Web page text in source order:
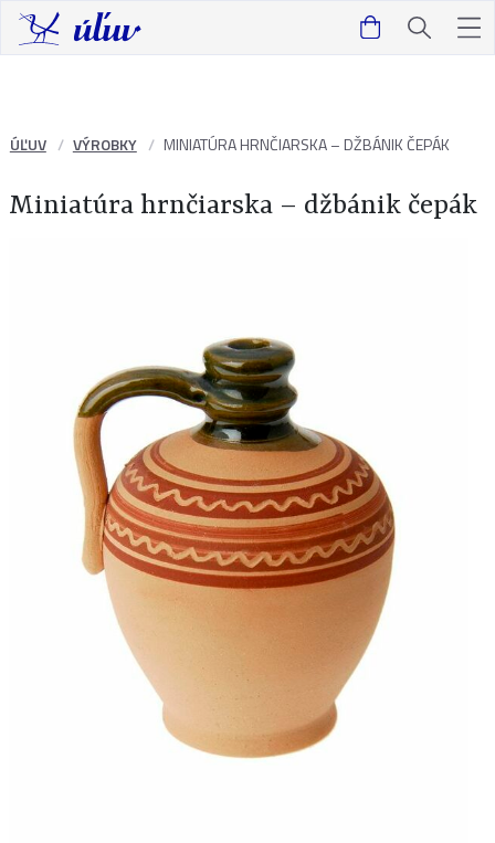
ÚĽUV VÝROBKY MINIATÚRA HRNČIARSKA – DŽBÁNIK ČEPÁK
Miniatúra hrnčiarska – džbánik čepák